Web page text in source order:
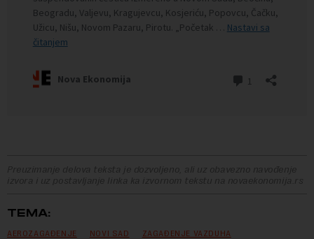
Preuzimanje delova teksta je dozvoljeno, ali uz obavezno navođenje
izvora i uz postavljanje linka ka izvornom tekstu na novaekonomija.rs
TEMA:
AEROZAGAĐENJE NOVI SAD ZAGAĐENJE VAZDUHA